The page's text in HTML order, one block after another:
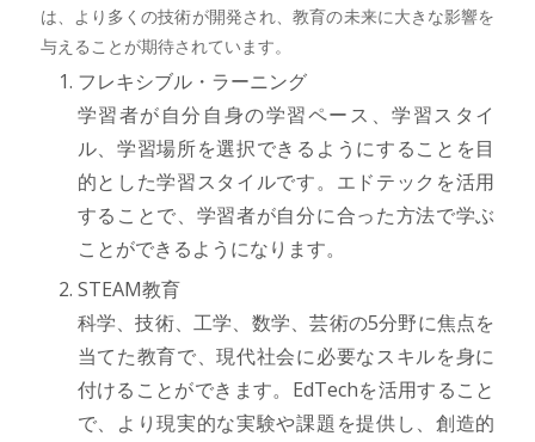
は、より多くの技術が開発され、教育の未来に大きな影響を
与えることが期待されています。
フレキシブル・ラーニング
学習者が自分自身の学習ペース、学習スタイ
ル、学習場所を選択できるようにすることを目
的とした学習スタイルです。エドテックを活用
することで、学習者が自分に合った方法で学ぶ
ことができるようになります。
STEAM教育
科学、技術、工学、数学、芸術の5分野に焦点を
当てた教育で、現代社会に必要なスキルを身に
付けることができます。EdTechを活用すること
で、より現実的な実験や課題を提供し、創造的